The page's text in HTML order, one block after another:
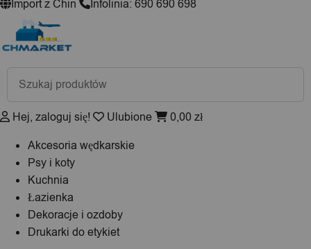
Import z Chin
Infolinia: 690 690 698
Wyszukiwarka
produktów
Hej, zaloguj się! Ulubione 0,00 zł
Akcesoria wędkarskie
Psy i koty
Kuchnia
Łazienka
Dekoracje i ozdoby
Drukarki do etykiet